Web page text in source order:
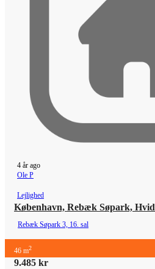
4 år ago
Ole P
Lejlighed
København, Rebæk Søpark,
Rebæk Søpark 3, 16. sal
46 m2
9.485 kr